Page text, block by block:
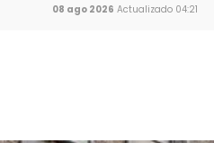
08 ago 2026 Actualizado 04:21